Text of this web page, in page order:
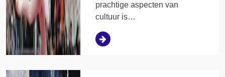
prachtige aspecten van
cultuur is…